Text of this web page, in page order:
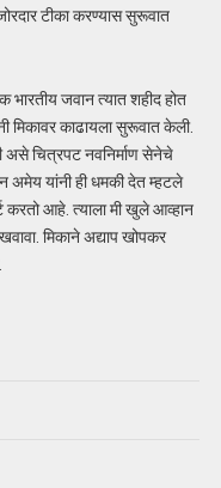
टीका करण्यास सुरूवात
जवान त्यात शहीद होत
मिकावर काढायला सुरूवात केली.
असे चित्रपट नवनिर्माण सेनेचे
अमेय यांनी ही धमकी देत म्हटले
करतो आहे. त्याला मी खुले आव्हान
मिकाने अद्याप खोपकर